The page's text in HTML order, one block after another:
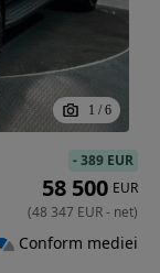
1 / 6
-389 EUR
58 500 EUR
(48 347 EUR- net)
Conform mediei